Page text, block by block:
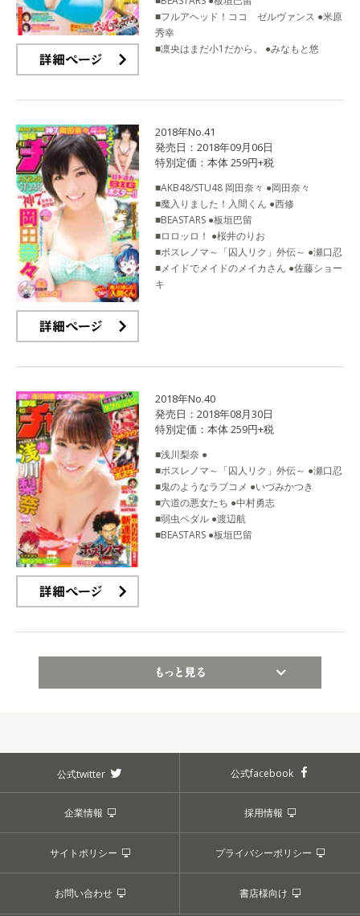
■フルアヘッド！ココ ゼルヴァンス ●米原
秀幸
■凛央はまだ小1だから。 ●みなもと悠
2018年No.41
発売日：2018年09月06日
特別定価：本体 259円+税
■AKB48/STU48 岡田奈々 ●岡田奈々
■魔入りました！入間くん ●西修
■BEASTARS ●板垣巴留
■ロロッロ！ ●桜井のりお
■ボスレノマ～「囚人リク」外伝～ ●瀬口忍
■メイドでメイドのメイカさん ●佐藤ショー
キ
2018年No.40
発売日：2018年08月30日
特別定価：本体 259円+税
■浅川梨奈 ●
■ボスレノマ～「囚人リク」外伝～ ●瀬口忍
■鬼のようなラブコメ ●いづみかつき
■六道の悪女たち ●中村勇志
■弱虫ペダル ●渡辺航
■BEASTARS ●板垣巴留
公式twitter 公式facebook
企業情報 採用情報
サイトポリシー プライバシーポリシー
お問い合わせ 書店様向け